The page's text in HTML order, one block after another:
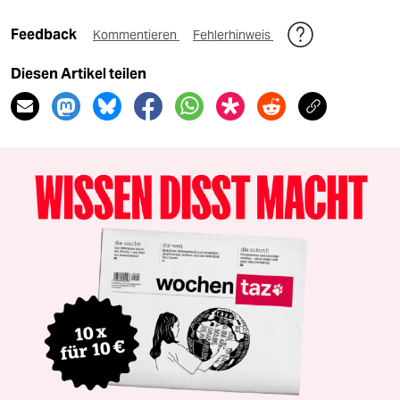
Feedback Kommentieren Fehlerhinweis
Diesen Artikel teilen